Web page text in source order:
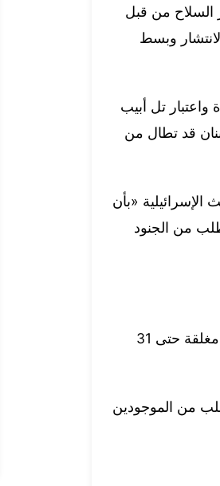
السلاح من قبل
وبسط
واعتبار تل أبيب
قد تطال من
الإسرائيلية «بأن
من الجنود
وأشارت «القناة 15» الإسرائيلية إلى «أن الجيش أعلن رأس الناقورة منطقة عسكرية مغلقة حتى 31
من الموجودين